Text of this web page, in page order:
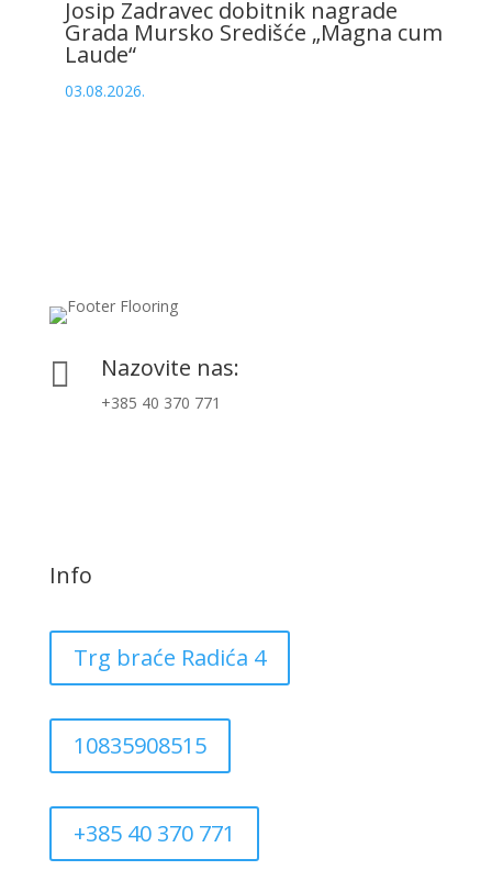
Josip Zadravec dobitnik nagrade
Grada Mursko Središće „Magna cum
Laude“
03.08.2026.
 Nazovite nas:
+385 40 370 771
Info
Trg braće Radića 4
10835908515
+385 40 370 771